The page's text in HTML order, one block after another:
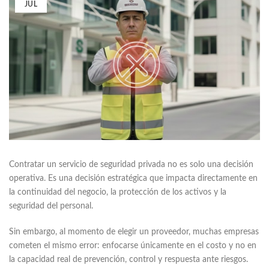
JUL
Contratar un servicio de seguridad privada no es solo una decisión
operativa. Es una decisión estratégica que impacta directamente en
la continuidad del negocio, la protección de los activos y la
seguridad del personal.
Sin embargo, al momento de elegir un proveedor, muchas empresas
cometen el mismo error: enfocarse únicamente en el costo y no en
la capacidad real de prevención, control y respuesta ante riesgos.